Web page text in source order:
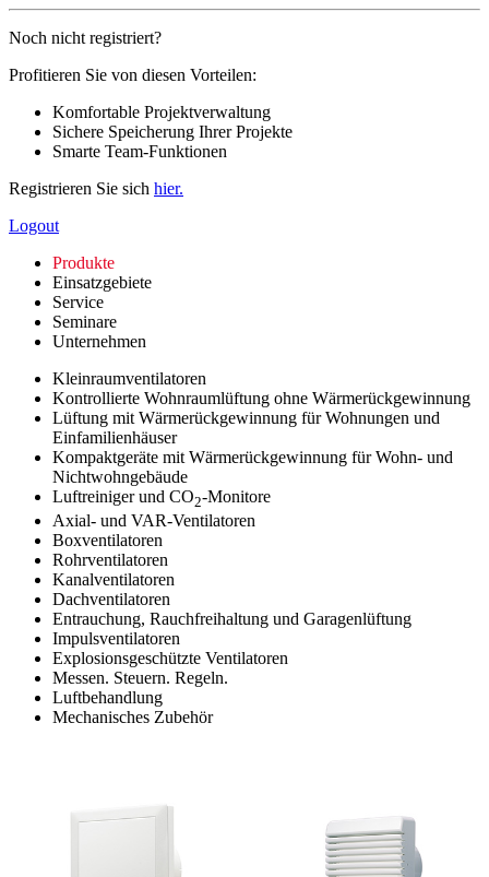
Noch nicht registriert?
Profitieren Sie von diesen Vorteilen:
Komfortable Projektverwaltung
Sichere Speicherung Ihrer Projekte
Smarte Team-Funktionen
Registrieren Sie sich hier.
Logout
Produkte
Einsatzgebiete
Service
Seminare
Unternehmen
Kleinraumventilatoren
Kontrollierte Wohnraumlüftung ohne Wärmerückgewinnung
Lüftung mit Wärmerückgewinnung für Wohnungen und
Einfamilienhäuser
Kompaktgeräte mit Wärmerückgewinnung für Wohn- und
Nichtwohngebäude
Luftreiniger und CO2-Monitore
Axial- und VAR-Ventilatoren
Boxventilatoren
Rohrventilatoren
Kanalventilatoren
Dachventilatoren
Entrauchung, Rauchfreihaltung und Garagenlüftung
Impulsventilatoren
Explosionsgeschützte Ventilatoren
Messen. Steuern. Regeln.
Luftbehandlung
Mechanisches Zubehör